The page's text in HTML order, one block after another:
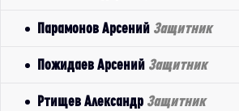
Парамонов Арсений Защитник
Пожидаев Арсений Защитник
Ртищев Александр Защитник